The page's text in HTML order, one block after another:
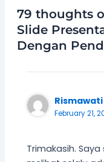
79 thoughts
Slide
Dengan
February 21,
Trimakasih.